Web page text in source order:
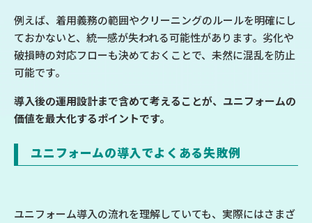
例えば、着用義務の範囲やクリーニングのルールを明確にし
ておかないと、統一感が失われる可能性があります。劣化や
破損時の対応フローも決めておくことで、未然に混乱を防止
可能です。
導入後の運用設計まで含めて考えることが、ユニフォームの
価値を最大化するポイントです。
ユニフォームの導入でよくある失敗例
ユニフォーム導入の流れを理解していても、実際にはさまざ